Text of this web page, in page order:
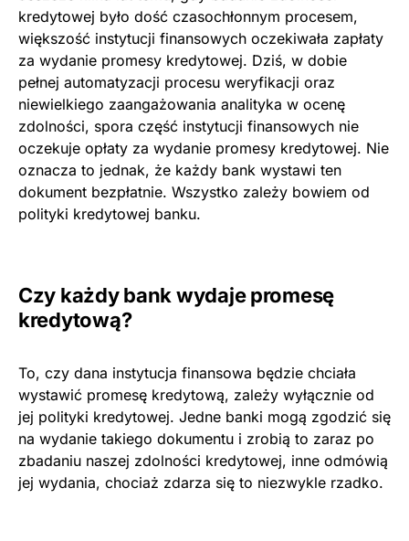
kredytowej było dość czasochłonnym procesem,
większość instytucji finansowych oczekiwała zapłaty
za wydanie promesy kredytowej. Dziś, w dobie
pełnej automatyzacji procesu weryfikacji oraz
niewielkiego zaangażowania analityka w ocenę
zdolności, spora część instytucji finansowych nie
oczekuje opłaty za wydanie promesy kredytowej. Nie
oznacza to jednak, że każdy bank wystawi ten
dokument bezpłatnie. Wszystko zależy bowiem od
polityki kredytowej banku.
Czy każdy bank wydaje promesę
kredytową?
To, czy dana instytucja finansowa będzie chciała
wystawić promesę kredytową, zależy wyłącznie od
jej polityki kredytowej. Jedne banki mogą zgodzić się
na wydanie takiego dokumentu i zrobią to zaraz po
zbadaniu naszej zdolności kredytowej, inne odmówią
jej wydania, chociaż zdarza się to niezwykle rzadko.